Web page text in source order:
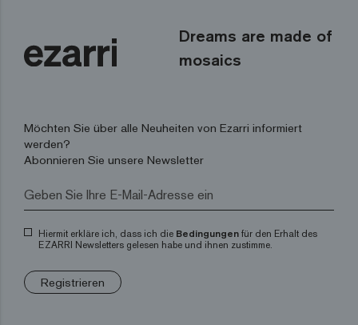
Dreams are made of
mosaics
Möchten Sie über alle Neuheiten von Ezarri informiert
werden?
Abonnieren Sie unsere Newsletter
Hiermit erkläre ich, dass ich die Bedingungen für den Erhalt des
EZARRI Newsletters gelesen habe und ihnen zustimme.
Registrieren